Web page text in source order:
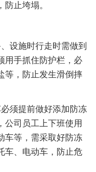
止垮塌。
设施时行走时需做到
用手抓住防护栏，必
等，防止发生滑倒摔
须提前做好添加防冻
公司员工上下班使用
车等，需采取好防冻
车、电动车，防止危